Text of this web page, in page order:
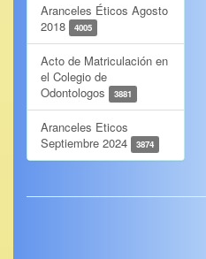
Aranceles Éticos Agosto
2018
4005
Acto de Matriculación en
el Colegio de
Odontologos
3881
Aranceles Eticos
Septiembre 2024
3874